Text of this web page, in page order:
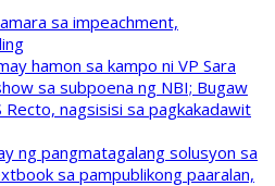
sa impeachment,
hamon sa kampo ni VP Sara
sa subpoena ng NBI; Bugaw
Recto, nagsisisi sa pagkakadawit
ng pangmatagalang solusyon sa
sa pampublikong paaralan,